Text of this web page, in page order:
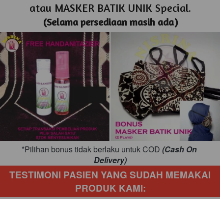
atau MASKER BATIK UNIK Special.
(Selama persediaan masih ada)
*Pilihan bonus tidak berlaku untuk COD (Cash On
Delivery)
TESTIMONI PASIEN YANG SUDAH MEMAKAI
PRODUK KAMI: